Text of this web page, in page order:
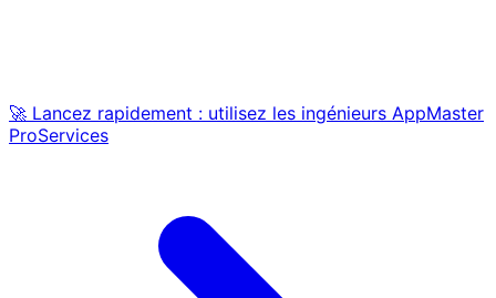
🚀 Lancez rapidement : utilisez les ingénieurs AppMaster
ProServices